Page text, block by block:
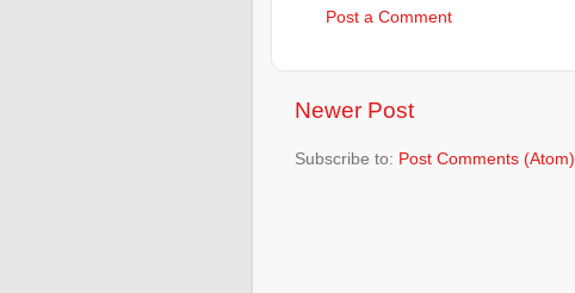
Post a Comment
Newer Post
Subscribe to: Post Comments (Atom)